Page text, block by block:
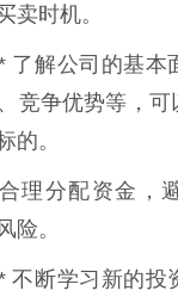
卖时机。
了解公司的基本
竞争优势等，可
的。
理分配资金，
险。
不断学习新的投